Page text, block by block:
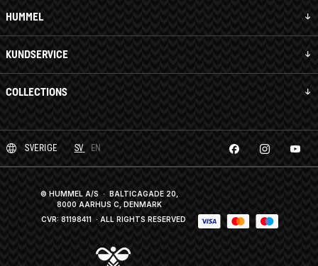
HUMMEL
KUNDSERVICE
COLLECTIONS
SVERIGE SV EN
© HUMMEL A/S · BALTICAGADE 20,
8000 AARHUS C, DENMARK
CVR: 81198411 · ALL RIGHTS RESERVED